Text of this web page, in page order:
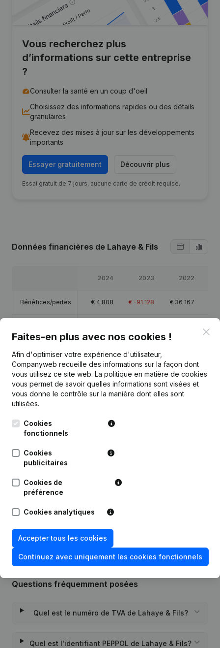
Vous recherchez plus
d’informations sur cette entreprise
?
Consulter la santé en un coup d'oeil
Choisissez des informations rapides ou des détails
granulaires
Recevez des mises à jour sur les développements
importants
Essayer gratuitement Découvrir plus
Essai gratuit de 7 jours, aucune carte de crédit requise.
Données financières de Lahaye & Fils
2024 2023 2022
Bénéfices/pertes € 4 808 € -91 128 € 36 167
Marge brute 784 463 € 757 597
Personnel 15,7 16,3 15,9
Publicationsde Lahaye & Fils
Date
17-10-2024 Siège Social
22-12-2020
Rubrique Constitution (Nouvelle
Questions fréquemment posées
Quel est le numéro de TVA de Lahaye & Fils?
Quel est l'identifiant PEPPOL de Lahaye & Fils?
Faites-en plus avec nos cookies !
Afin d'optimiser votre expérience d'utilisateur,
Companyweb recueille des informations sur la façon dont
vous utilisez ce site web. La politique en matière de cookies
vous permet de savoir quelles informations sont visées et
vous donne le contrôle sur la manière dont elles sont
utilisées.
Cookies
fonctionnels
Cookies
publicitaires
Cookies de
préférence
Cookies analytiques
Accepter tous les cookies
Continuez avec uniquement les cookies fonctionnels